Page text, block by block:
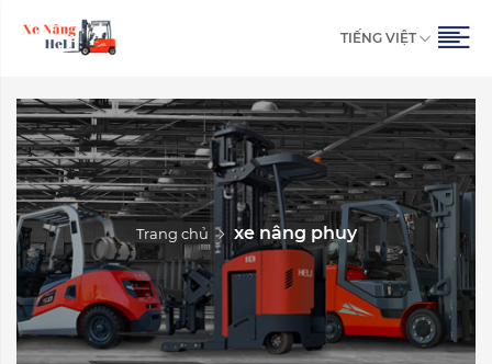
TIẾNG VIỆT
Trang chủ xe nâng phuy